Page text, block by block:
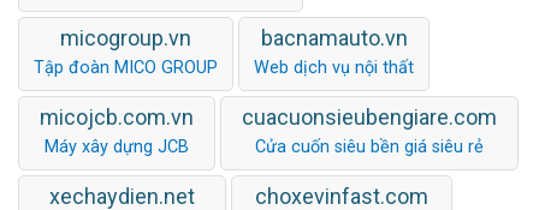
micogroup.vn
Tập đoàn MICO GROUP
bacnamauto.vn
Web dịch vụ nội thất
micojcb.com.vn
Máy xây dựng JCB
cuacuonsieubengiare.com
Cửa cuốn siêu bền giá siêu rẻ
xechaydien.net choxevinfast.com